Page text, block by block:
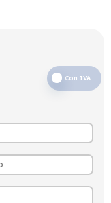
Con IVA